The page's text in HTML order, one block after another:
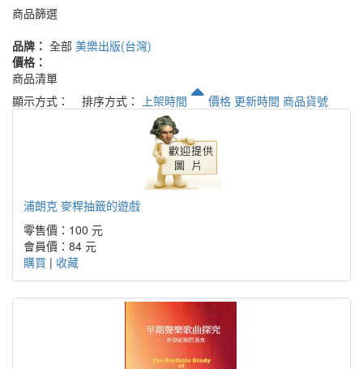
商品篩選
品牌： 全部 美樂出版(台灣)
價格：
商品清單
顯示方式：
排序方式： 上架時間 價格 更新時間 商品貨號
浦朗克 麥桿抽籤的遊戲
零售價：100 元
會員價：84 元
購買 | 收藏